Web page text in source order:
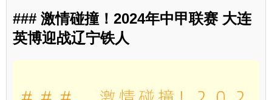
### 激情碰撞！2024年中甲联赛 大连
英博迎战辽宁铁人